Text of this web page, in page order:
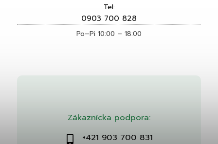
Zákaznícka podpora:
+421 903 700 831
Tel:
0903 700 828
Po–Pi 10:00 – 18:00